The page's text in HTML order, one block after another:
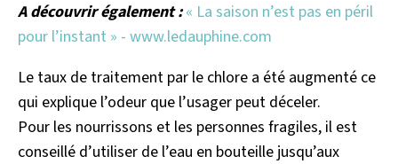
A découvrir également :« La saison n’est pas en péril
pour l’instant » - www.ledauphine.com
Le taux de traitement par le chlore a été augmenté ce
qui explique l’odeur que l’usager peut déceler.
Pour les nourrissons et les personnes fragiles, il est
conseillé d’utiliser de l’eau en bouteille jusqu’aux